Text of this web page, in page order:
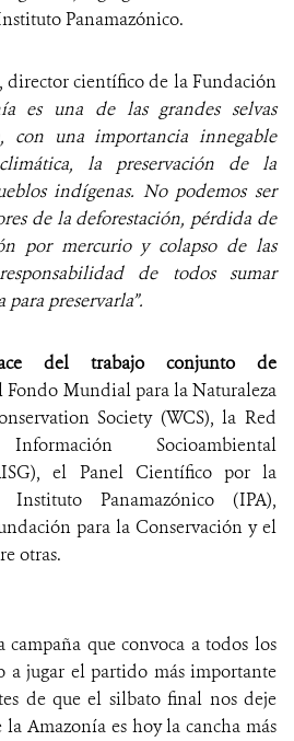
Panamazónico.
director científico de la Fundación
es una de las grandes selvas
con una importancia innegable
la preservación de la
indígenas. No podemos ser
de la deforestación, pérdida de
por mercurio y colapso de las
de todos sumar
para preservarla”.
del trabajo conjunto de
Fondo Mundial para la Naturaleza
Society (WCS), la Red
Socioambiental
el Panel Científico por la
Panamazónico (IPA),
para la Conservación y el
otras.
campaña que convoca a todos los
a jugar el partido más importante
de que el silbato final nos deje
Amazonía es hoy la cancha más